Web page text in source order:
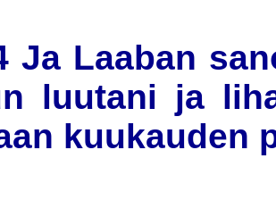
Ja Laaban
luutani ja
kuukauden